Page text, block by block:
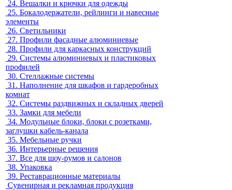
24. Вешалки и крючки для одежды
25. Бокалодержатели, рейлинги и навесные
элементы
26. Светильники
27. Профили фасадные алюминиевые
28. Профили для каркасных конструкций
29. Системы алюминиевых и пластиковых
профилей
30. Стеллажные системы
31. Наполнение для шкафов и гардеробных
комнат
32. Системы раздвижных и складных дверей
33. Замки для мебели
34. Модульные блоки, блоки с розетками,
заглушки кабель-канала
35. Мебельные ручки
36. Интерьерные решения
37. Все для шоу-румов и салонов
38. Упаковка
39. Реставрационные материалы
Сувенирная и рекламная продукция